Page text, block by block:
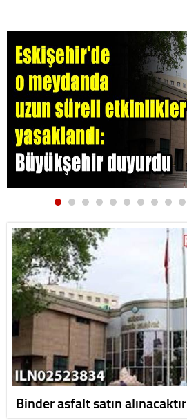
Binder asfalt satın alınacaktır